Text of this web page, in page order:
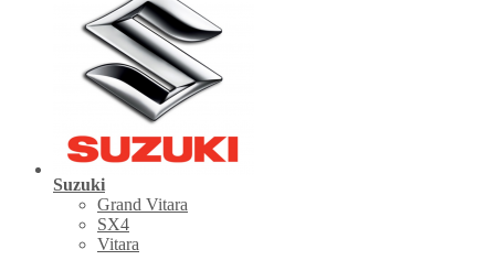
Suzuki
Grand Vitara
SX4
Vitara